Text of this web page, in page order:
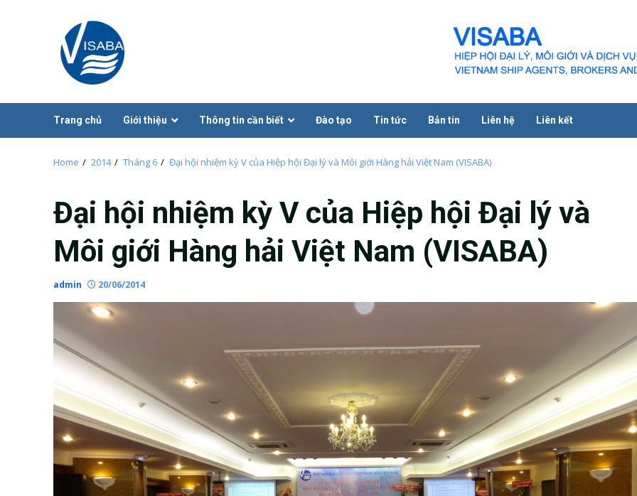
Trang chủ Giới thiệu Thông tin cần biết Đào tạo Tin tức Bản tin Liên hệ Liên kết
Home 2014 Tháng 6 Đại hội nhiệm kỳ V của Hiệp hội Đại lý và Môi giới Hàng hải Việt Nam (VISABA)
Đại hội nhiệm kỳ V của Hiệp hội Đại lý và
Môi giới Hàng hải Việt Nam (VISABA)
admin 20/06/2014